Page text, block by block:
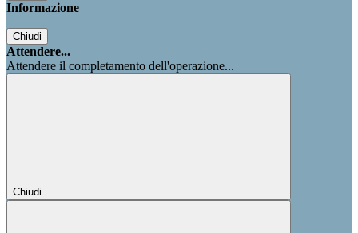
Informazione
Chiudi
Attendere...
Attendere il completamento dell'operazione...
Chiudi